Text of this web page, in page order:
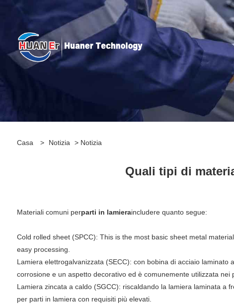
Casa > Notizia > Notizia
Quali tipi di
‌Materiali comuni perparti in lamieraincludere quanto segue:
‌Cold rolled sheet (SPCC): This is the most basic sheet metal
easy processing.
‌Lamiera elettrogalvanizzata (SECC): con bobina di acciaio
corrosione e un aspetto decorativo ed è comunemente utilizzata nei
‌Lamiera zincata a caldo (SGCC): riscaldando la lamiera laminata a
per parti in lamiera con requisiti più elevati.